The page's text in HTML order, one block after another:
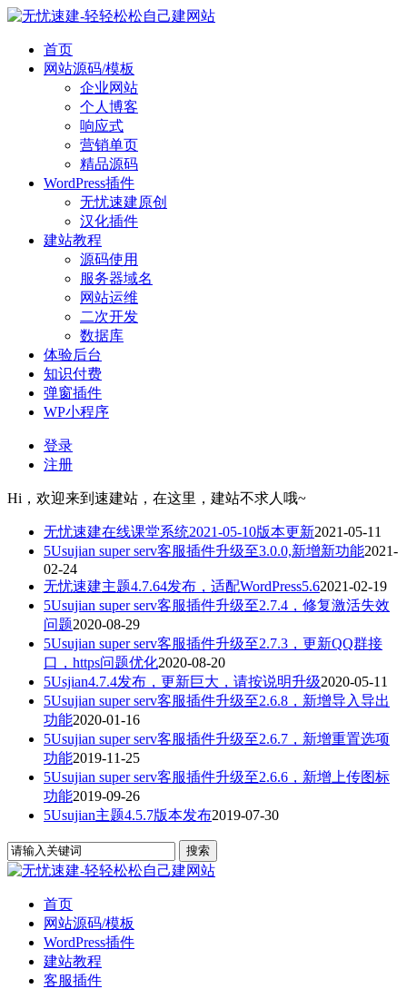
首页
网站源码/模板
企业网站
个人博客
响应式
营销单页
精品源码
WordPress插件
无忧速建原创
汉化插件
建站教程
源码使用
服务器域名
网站运维
二次开发
数据库
体验后台
知识付费
弹窗插件
WP小程序
登录
注册
Hi，欢迎来到速建站，在这里，建站不求人哦~
无忧速建在线课堂系统2021-05-10版本更新2021-05-11
5Usujian super serv客服插件升级至3.0.0,新增新功能2021-
02-24
无忧速建主题4.7.64发布，适配WordPress5.62021-02-19
5Usujian super serv客服插件升级至2.7.4，修复激活失效
问题2020-08-29
5Usujian super serv客服插件升级至2.7.3，更新QQ群接
口，https问题优化2020-08-20
5Usjian4.7.4发布，更新巨大，请按说明升级2020-05-11
5Usujian super serv客服插件升级至2.6.8，新增导入导出
功能2020-01-16
5Usujian super serv客服插件升级至2.6.7，新增重置选项
功能2019-11-25
5Usujian super serv客服插件升级至2.6.6，新增上传图标
功能2019-09-26
5Usujian主题4.5.7版本发布2019-07-30
首页
网站源码/模板
WordPress插件
建站教程
客服插件